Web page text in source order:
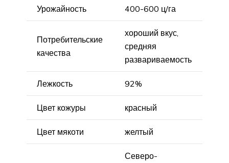
Урожайность 400-600 ц/га
Потребительские
качества
хороший вкус,
средняя
развариваемость
Лежкость 92%
Цвет кожуры красный
Цвет мякоти желтый
Северо-